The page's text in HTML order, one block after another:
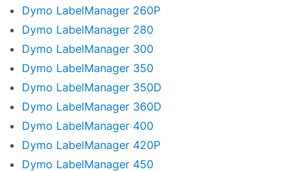
Dymo LabelManager 260P
Dymo LabelManager 280
Dymo LabelManager 300
Dymo LabelManager 350
Dymo LabelManager 350D
Dymo LabelManager 360D
Dymo LabelManager 400
Dymo LabelManager 420P
Dymo LabelManager 450